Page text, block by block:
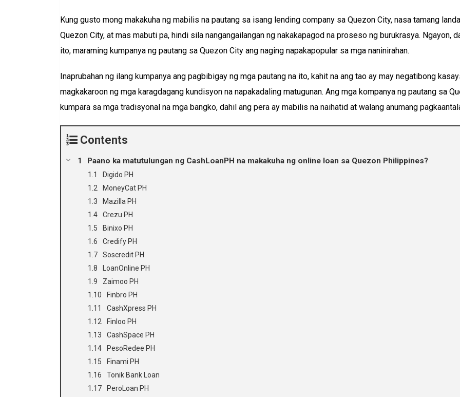
Kung gusto mong makakuha ng mabilis na pautang sa isang lending company sa Quezon City, nasa tamang
Quezon City, at mas mabuti pa, hindi sila nangangailangan ng nakakapagod na proseso ng burukrasya. Ngayon,
ito, maraming kumpanya ng pautang sa Quezon City ang naging napakapopular sa mga naninirahan.
Inaprubahan ng ilang kumpanya ang pagbibigay ng mga pautang na ito, kahit na ang tao ay may negatibong
magkakaroon ng mga karagdagang kundisyon na napakadaling matugunan. Ang mga kompanya ng pautang sa
kumpara sa mga tradisyonal na mga bangko, dahil ang pera ay mabilis na naihatid at walang anumang
Contents
Paano ka matutulungan ng CashLoanPH na makakuha ng online loan sa Quezon Philippines?
Digido PH
MoneyCat PH
Mazilla PH
Crezu PH
Binixo PH
Credify PH
Soscredit PH
LoanOnline PH
Zaimoo PH
Finbro PH
CashXpress PH
Finloo PH
CashSpace PH
PesoRedee PH
Finami PH
Tonik Bank Loan
PeroLoan PH